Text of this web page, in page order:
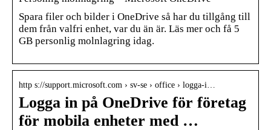
Spara filer och bilder i OneDrive så har du tillgång till
dem från valfri enhet, var du än är. Läs mer och få 5
GB personlig molnlagring idag.
http s://support.microsoft.com › sv-se › office › logga-i…
Logga in på OneDrive för företag
för mobila enheter med …